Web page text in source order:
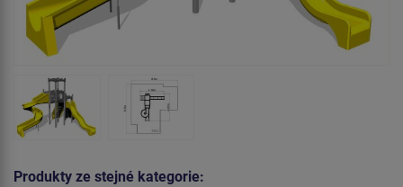
Produkty ze stejné kategorie: